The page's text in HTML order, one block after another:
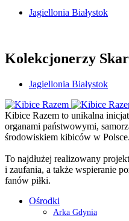
Jagiellonia Białystok
Kolekcjonerzy
Jagiellonia Białystok
Kibice Razem to unikalna
organami państwowymi,
środowiskiem kibiców w Polsce.
To najdłużej realizowany
i zaufania, a także wspieranie
fanów piłki.
Ośrodki
Arka Gdynia